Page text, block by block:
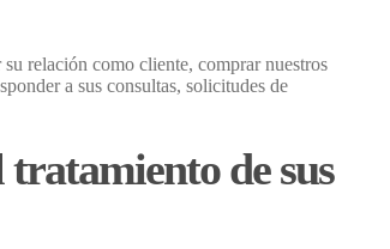
relación como cliente, comprar nuestros
a sus consultas, solicitudes de
de sus